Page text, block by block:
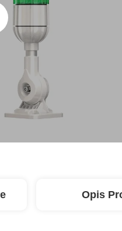
Opis